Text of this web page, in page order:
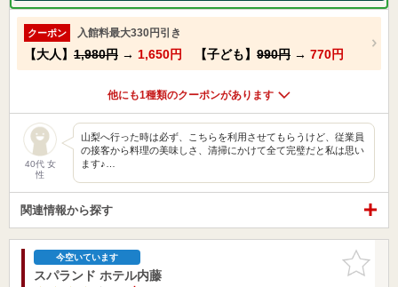
クーポン 入館料最大330円引き
【大人】 1,980円 → 1,650円 【子ども】 990円 → 770円
他にも1種類のクーポンがあります
40代 女
性
山梨へ行った時は必ず、こちらを利用させてもらうけど、従業員
の接客から料理の美味しさ、清掃にかけて全て完璧だと私は思い
ます♪…
関連情報から探す
お気に入
りに追加
今空いています
スパランド ホテル内藤